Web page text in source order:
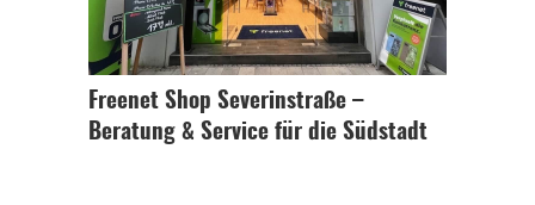
Freenet Shop Severinstraße –
Beratung & Service für die Südstadt